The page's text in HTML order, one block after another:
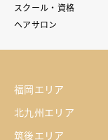
スクール・資格
ヘアサロン
福岡エリア
北九州エリア
筑後エリア